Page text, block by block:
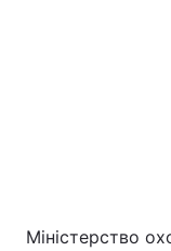
Міністерство